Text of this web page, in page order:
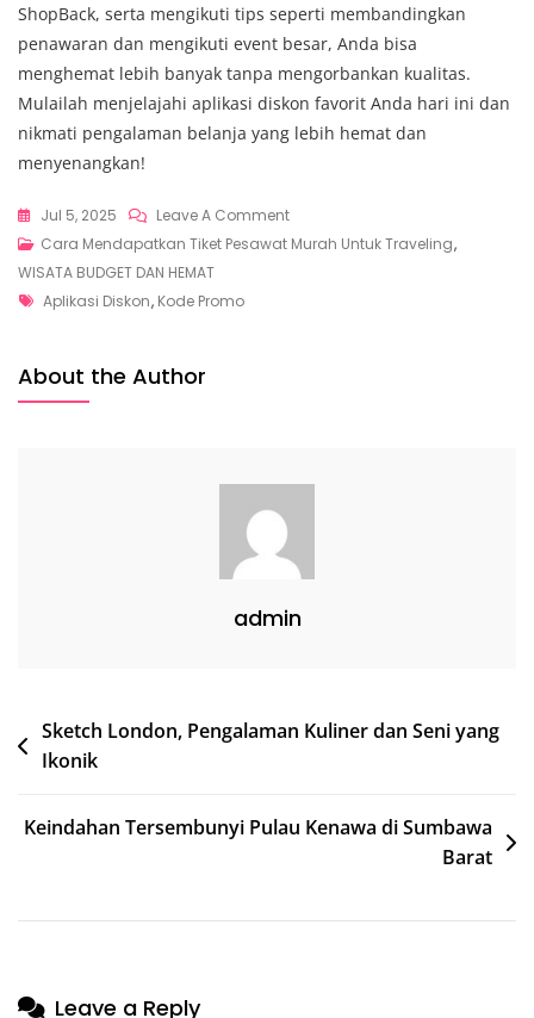
ShopBack, serta mengikuti tips seperti membandingkan
penawaran dan mengikuti event besar, Anda bisa
menghemat lebih banyak tanpa mengorbankan kualitas.
Mulailah menjelajahi aplikasi diskon favorit Anda hari ini dan
nikmati pengalaman belanja yang lebih hemat dan
menyenangkan!
Jul 5, 2025 Leave A CommentOn
Maksimalkan
Cara Mendapatkan Tiket Pesawat Murah Untuk Traveling,
WISATA BUDGET DAN HEMAT
Tags
Aplikasi Diskon, Kode Promo
About the Author
admin
Post
navigation
Sketch London, Pengalaman Kuliner dan Seni yang
Ikonik
Keindahan Tersembunyi Pulau Kenawa di Sumbawa
Barat
Leave a Reply